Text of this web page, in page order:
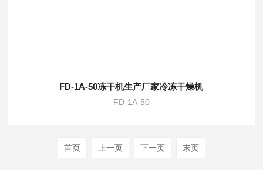
FD-1A-50冻干机生产厂家冷冻干燥机
FD-1A-50
首页 上一页 下一页 末页